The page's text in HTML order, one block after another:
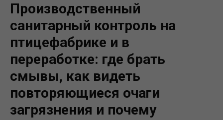
Производственный
санитарный контроль на
птицефабрике и в
переработке: где брать
смывы, как видеть
повторяющиеся очаги
загрязнения и почему